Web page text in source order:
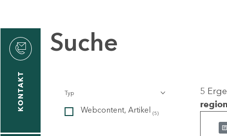
KONTAKT
Suche
Typ
Webcontent, Artikel (5)
5